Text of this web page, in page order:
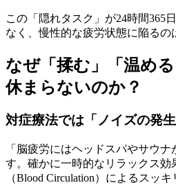
この「隠れタスク」が24時間365
なく、慢性的な疲労状態に陥るの
なぜ「揉む」「温め
休まらないのか？
対症療法では「ノイズの発
「脳疲労にはヘッドスパやサウ
す。確かに一時的なリラックス効
（Blood Circulation）によるスッ